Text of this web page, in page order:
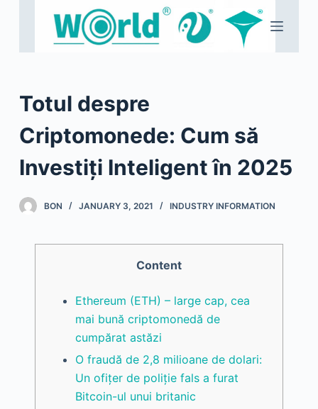
n
e
Totul despre
Criptomonede: Cum să
Investiți Inteligent în 2025
BON JANUARY 3, 2021 INDUSTRY INFORMATION
Content
Ethereum (ETH) – large cap, cea
mai bună criptomonedă de
cumpărat astăzi
O fraudă de 2,8 milioane de dolari:
Un ofițer de poliție fals a furat
Bitcoin-ul unui britanic